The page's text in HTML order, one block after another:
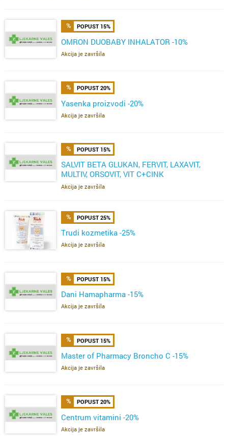
POPUST 15%
OMRON DUOBABY INHALATOR -10%
Akcija je završila
POPUST 20%
Yasenka proizvodi -20%
Akcija je završila
POPUST 15%
SALVIT BETA GLUKAN, FERVIT, LAXAVIT,
MULTIV, ORSOVIT, VIT C+CINK
ŽELE,FERVIT,OMEGA
Akcija je završila
POPUST 25%
Trudi kozmetika -25%
Akcija je završila
POPUST 15%
Dani Hamapharma -15%
Akcija je završila
POPUST 15%
Master of Pharmacy Broncho C -15%
Akcija je završila
POPUST 20%
Centrum vitamini -20%
Akcija je završila